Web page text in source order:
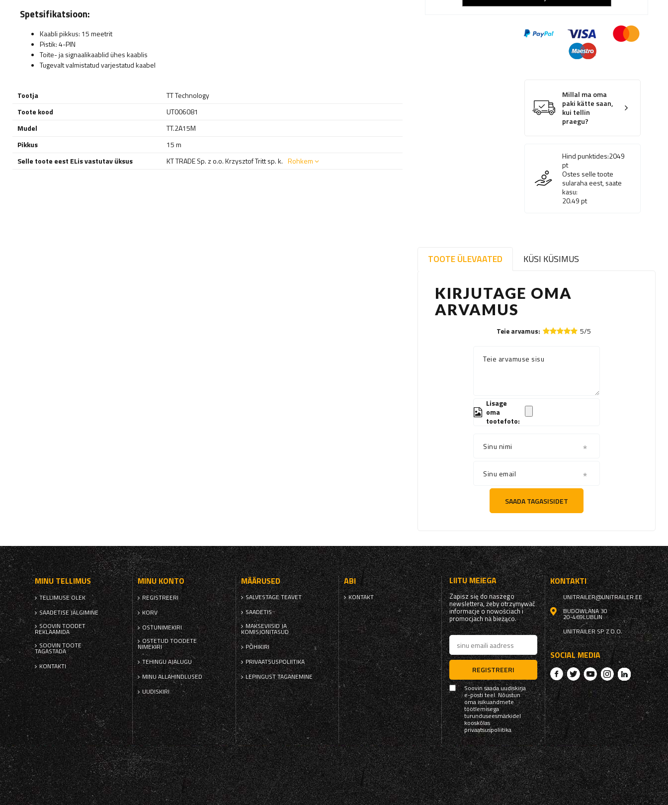
Millal ma oma
paki kätte saan,
kui tellin
praegu?
Hind punktides:2049
pt
Ostes selle toote
sularaha eest, saate
kasu:
20.49pt
TOOTE ÜLEVAATED KÜSI KÜSIMUS
KIRJUTAGE OMA
ARVAMUS
Teie arvamus: 5/5
Teie arvamuse sisu
Lisage
oma
tootefoto:
Sinu nimi
Sinu email
SAADA TAGASISIDET
Spetsifikatsioon:
Kaabli pikkus: 15 meetrit
Pistik: 4-PIN
Toite- ja signaalikaablid ühes kaablis
Tugevalt valmistatud varjestatud kaabel
Tootja
TT Technology
Toote kood
UT006081
Mudel
TT.2A15M
Pikkus
15 m
Selle toote eest ELis vastutav üksus
KT TRADE Sp. z o.o. Krzysztof Tritt sp. k. Rohkem
MINU TELLIMUS
TELLIMUSE OLEK
SAADETISE JÄLGIMINE
SOOVIN TOODET
REKLAAMIDA
SOOVIN TOOTE
TAGASTADA
KONTAKTI
MINU KONTO
REGISTREERI
KORV
OSTUNIMEKIRI
OSTETUD TOODETE
NIMEKIRI
TEHINGU AJALUGU
MINU ALLAHINDLUSED
UUDISKIRI
MÄÄRUSED
SALVESTAGE TEAVET
SAADETIS
MAKSEVIISID JA
KOMISJONITASUD
PÕHIKIRI
PRIVAATSUSPOLIITIKA
LEPINGUST TAGANEMINE
ABI
KONTAKT
LIITU MEIEGA
Zapisz się do naszego
newslettera, żeby otrzymywać
informacje o nowościach i
promocjach na bieżąco.
REGISTREERI
Soovin saada uudiskirja
e-posti teel. Nõustun
oma isikuandmete
töötlemisega
turunduseesmärkidel
kooskõlas
privaatsuspoliitika
KONTAKTI
UNITRAILER@UNITRAILER.EE
BUDOWLANA 30
20-469LUBLIN
UNITRAILER SP. Z O.O.
SOCIAL MEDIA